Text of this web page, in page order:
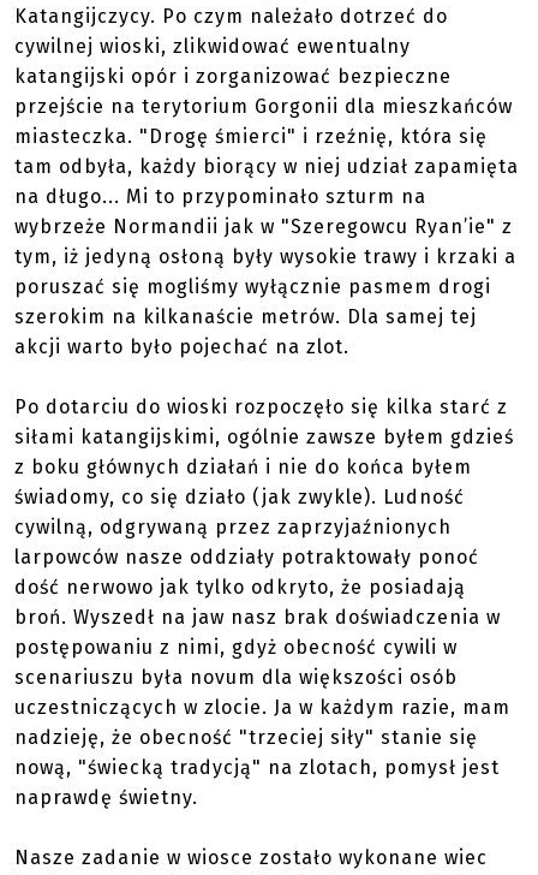
Katangijczycy. Po czym należało dotrzeć do
cywilnej wioski, zlikwidować ewentualny
katangijski opór i zorganizować bezpieczne
przejście na terytorium Gorgonii dla mieszkańców
miasteczka. "Drogę śmierci" i rzeźnię, która się
tam odbyła, każdy biorący w niej udział zapamięta
na długo... Mi to przypominało szturm na
wybrzeże Normandii jak w "Szeregowcu Ryan’ie" z
tym, iż jedyną osłoną były wysokie trawy i krzaki a
poruszać się mogliśmy wyłącznie pasmem drogi
szerokim na kilkanaście metrów. Dla samej tej
akcji warto było pojechać na zlot.
Po dotarciu do wioski rozpoczęło się kilka starć z
siłami katangijskimi, ogólnie zawsze byłem gdzieś
z boku głównych działań i nie do końca byłem
świadomy, co się działo (jak zwykle). Ludność
cywilną, odgrywaną przez zaprzyjaźnionych
larpowców nasze oddziały potraktowały ponoć
dość nerwowo jak tylko odkryto, że posiadają
broń. Wyszedł na jaw nasz brak doświadczenia w
postępowaniu z nimi, gdyż obecność cywili w
scenariuszu była novum dla większości osób
uczestniczących w zlocie. Ja w każdym razie, mam
nadzieję, że obecność "trzeciej siły" stanie się
nową, "świecką tradycją" na zlotach, pomysł jest
naprawdę świetny.
Nasze zadanie w wiosce zostało wykonane wiec